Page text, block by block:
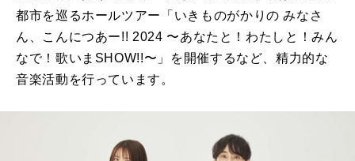
都市を巡るホールツアー「いきものがかりの みなさ
ん、こんにつあー!! 2024 〜あなたと！わたしと！みん
なで！歌いまSHOW!!〜」を開催するなど、精力的な
音楽活動を行っています。